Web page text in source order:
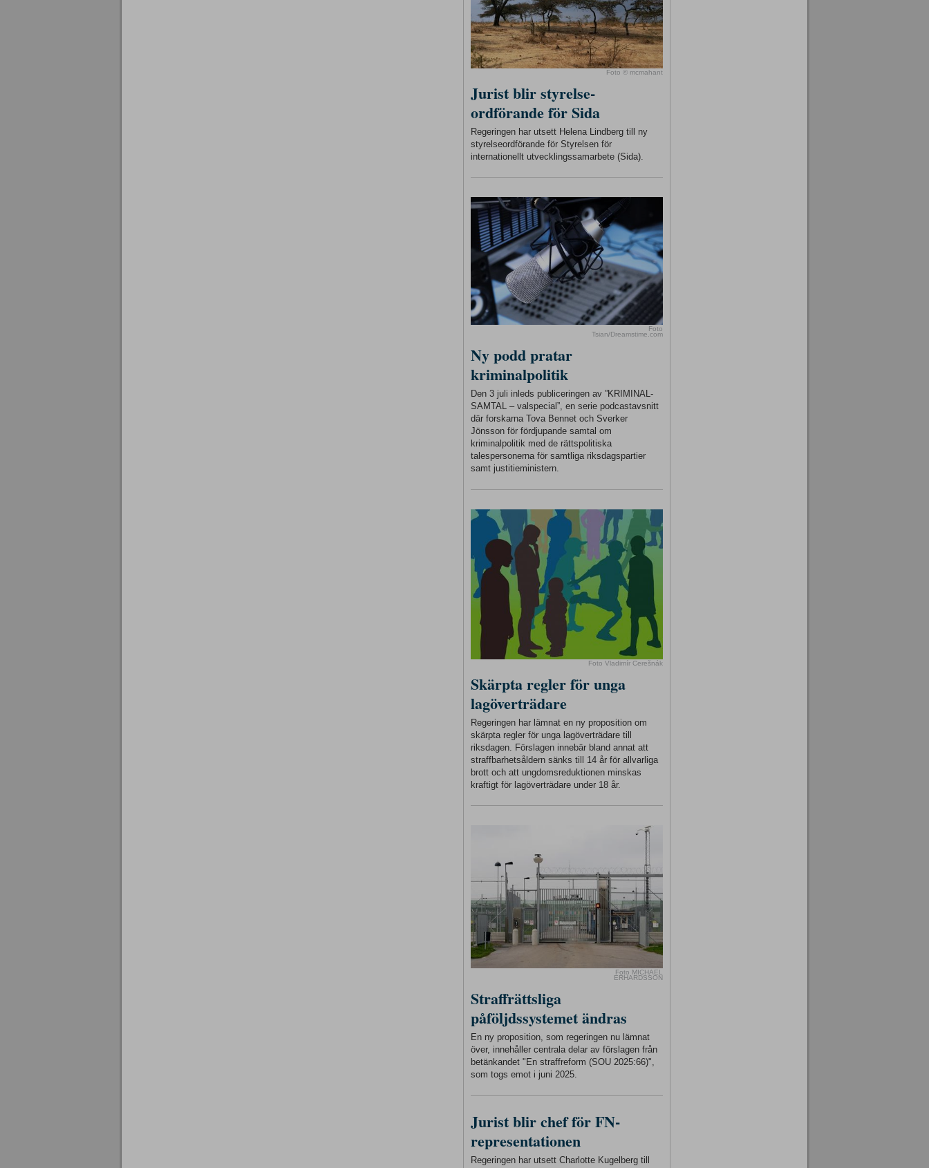
Foto © mcmahant
Jurist blir styrelse-
ordförande för Sida
Regeringen har utsett Helena Lindberg till ny
styrelseordförande för Styrelsen för
internationellt utvecklingssamarbete (Sida).
Foto
Tsian/Dreamstime.com
Ny podd pratar
kriminalpolitik
Den 3 juli inleds publiceringen av ”KRIMINAL-
SAMTAL – valspecial”, en serie podcastavsnitt
där forskarna Tova Bennet och Sverker
Jönsson för fördjupande samtal om
kriminalpolitik med de rättspolitiska
talespersonerna för samtliga riksdagspartier
samt justitieministern.
Foto Vladimír Cerešnák
Skärpta regler för unga
lagöverträdare
Regeringen har lämnat en ny proposition om
skärpta regler för unga lagöverträdare till
riksdagen. Förslagen innebär bland annat att
straffbarhetsåldern sänks till 14 år för allvarliga
brott och att ungdomsreduktionen minskas
kraftigt för lagöverträdare under 18 år.
Foto MICHAEL
ERHARDSSON
Straffrättsliga
påföljdssystemet ändras
En ny proposition, som regeringen nu lämnat
över, innehåller centrala delar av förslagen från
betänkandet "En straffreform (SOU 2025:66)",
som togs emot i juni 2025.
Jurist blir chef för FN-
representationen
Regeringen har utsett Charlotte Kugelberg till